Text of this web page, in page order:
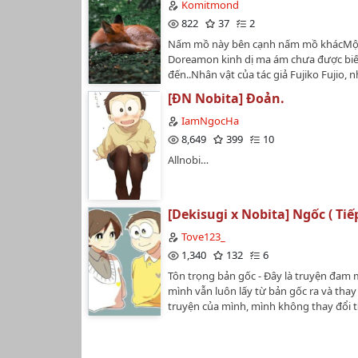
Honekawa Suneo.Bối cảnh: 6 năm
định 20 chương.Designer:
khi lọt hố, điên cuồng ngược cẩu đó
Komitmond
822
37
2
Nấm mồ này bên cạnh nấm mồ
Doreamon kinh dị ma ám chưa được
đến..Nhân vật của tác giả Fujiko Fujio,
biến câu truyện thuộc về một thế lực ma
tôi..Để bắt đầu một câu chuyện, không
khó..…
[ĐN Nobita] Đoản.
IamNgocHa
8,649
399
10
Allnobi…
[Dekisugi x Nobita] Ngốc (
Tove123_
1,340
132
6
Tôn trọng bản gốc - Đây là truyện đam
mình vẫn luôn lấy từ bản gốc ra và
truyện của mình, mình không thay đổi
đấy cảm xúc thuận theo, mình không
khác bởi vì mình rất thích bản gốc, nó